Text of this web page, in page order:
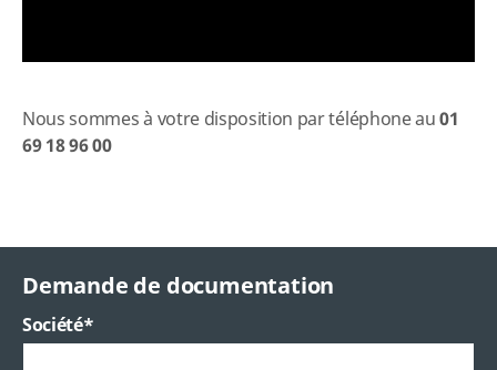
Nous sommes à votre disposition par téléphone au01
69 18 96 00
Demande de documentation
Société*